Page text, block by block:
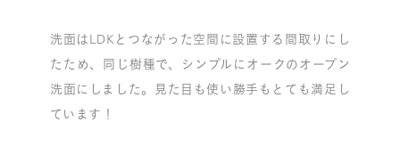
洗面はLDKとつながった空間に設置する間取りにし
たため、同じ樹種で、シンプルにオークのオープン
洗面にしました。見た目も使い勝手もとても満足し
ています！